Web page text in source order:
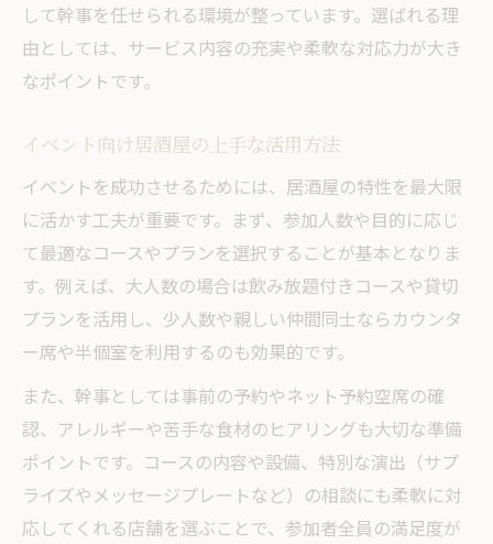
して幹事を任せられる環境が整っています。選ばれる理
由としては、サービス内容の充実や柔軟な対応力が大き
なポイントです。
イベント向け居酒屋の上手な活用方法
イベントを成功させるためには、居酒屋の特性を最大限
に活かす工夫が重要です。まず、参加人数や目的に応じ
て最適なコースやプランを選択することが基本となりま
す。例えば、大人数の場合は飲み放題付きコースや貸切
プランを活用し、少人数や親しい仲間同士ならカウンタ
ー席や半個室を利用するのも効果的です。
また、幹事としては事前の予約やネット予約空席の確
認、アレルギーや苦手な食材のヒアリングも大切な準備
ポイントです。コースの内容や設備、特別な演出（サプ
ライズやメッセージプレートなど）の相談にも柔軟に対
応してくれる店舗を選ぶことで、参加者全員の満足度が